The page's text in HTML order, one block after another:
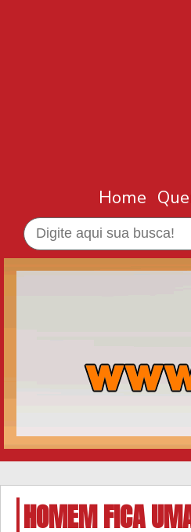
Home
HOMEM FICA